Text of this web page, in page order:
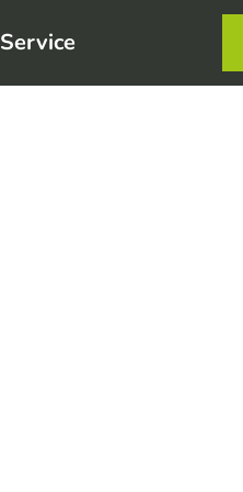
Service